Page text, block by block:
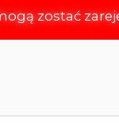
zostać